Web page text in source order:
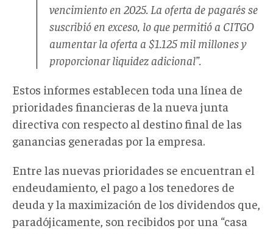
vencimiento en 2025. La oferta de pagarés se
suscribió en exceso, lo que permitió a CITGO
aumentar la oferta a $1.125 mil millones y
proporcionar liquidez adicional”.
Estos informes establecen toda una línea de
prioridades financieras de la nueva junta
directiva con respecto al destino final de las
ganancias generadas por la empresa.
Entre las nuevas prioridades se encuentran el
endeudamiento, el pago a los tenedores de
deuda y la maximización de los dividendos que,
paradójicamente, son recibidos por una “casa